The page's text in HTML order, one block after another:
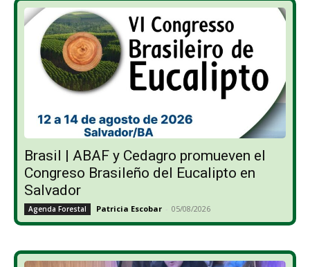
Brasil | ABAF y Cedagro promueven el
Congreso Brasileño del Eucalipto en
Salvador
Agenda Forestal Patricia Escobar - 05/08/2026